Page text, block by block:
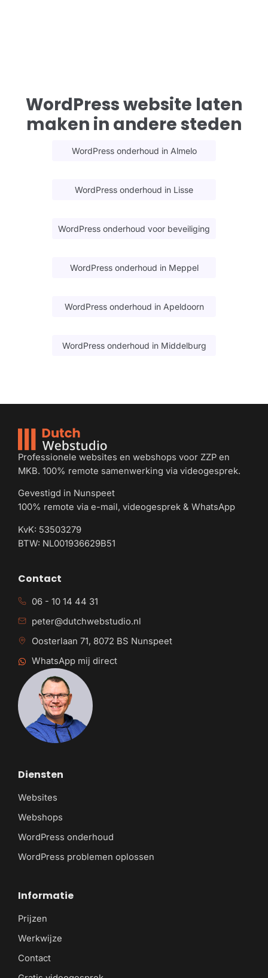
WordPress website laten
maken in andere steden
WordPress onderhoud in Almelo
WordPress onderhoud in Lisse
WordPress onderhoud voor beveiliging
WordPress onderhoud in Meppel
WordPress onderhoud in Apeldoorn
WordPress onderhoud in Middelburg
Professionele websites en webshops voor ZZP en
MKB. 100% remote samenwerking via videogesprek.
Gevestigd in Nunspeet
100% remote via e-mail, videogesprek & WhatsApp
KvK: 53503279
BTW: NL001936629B51
Diensten
Websites
Webshops
WordPress onderhoud
WordPress problemen oplossen
Informatie
Prijzen
Werkwijze
Contact
Contact
06 - 10 14 44 31
peter@dutchwebstudio.nl
Oosterlaan 71, 8072 BS Nunspeet
WhatsApp mij direct